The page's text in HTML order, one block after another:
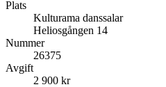
Plats
Kulturama danssalar
Heliosgången 14
Nummer
26375
Avgift
2 900 kr